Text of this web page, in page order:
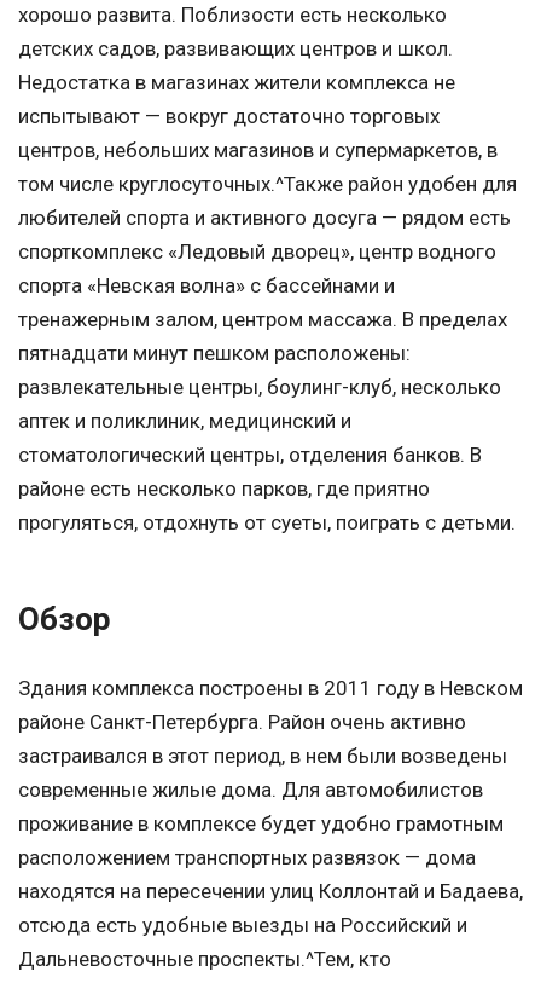
хорошо развита. Поблизости есть несколько
детских садов, развивающих центров и школ.
Недостатка в магазинах жители комплекса не
испытывают — вокруг достаточно торговых
центров, небольших магазинов и супермаркетов, в
том числе круглосуточных.^Также район удобен для
любителей спорта и активного досуга — рядом есть
спорткомплекс «Ледовый дворец», центр водного
спорта «Невская волна» с бассейнами и
тренажерным залом, центром массажа. В пределах
пятнадцати минут пешком расположены:
развлекательные центры, боулинг-клуб, несколько
аптек и поликлиник, медицинский и
стоматологический центры, отделения банков. В
районе есть несколько парков, где приятно
прогуляться, отдохнуть от суеты, поиграть с детьми.
Обзор
Здания комплекса построены в 2011 году в Невском
районе Санкт-Петербурга. Район очень активно
застраивался в этот период, в нем были возведены
современные жилые дома. Для автомобилистов
проживание в комплексе будет удобно грамотным
расположением транспортных развязок — дома
находятся на пересечении улиц Коллонтай и Бадаева,
отсюда есть удобные выезды на Российский и
Дальневосточные проспекты.^Тем, кто